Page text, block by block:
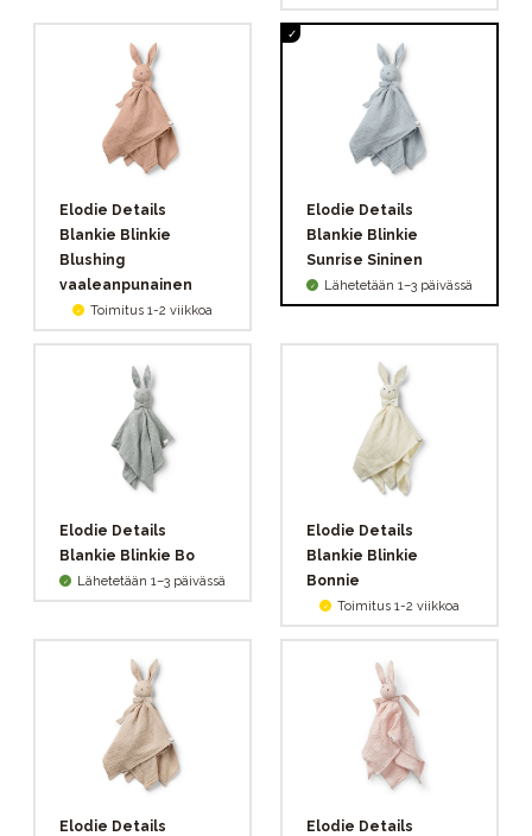
Elodie Details
Blankie Blinkie
Blushing
vaaleanpunainen
Toimitus 1-2 viikkoa
Elodie Details
Blankie Blinkie
Sunrise Sininen
Lähetetään 1–3 päivässä
Elodie Details
Blankie Blinkie Bo
Lähetetään 1–3 päivässä
Elodie Details
Blankie Blinkie
Bonnie
Toimitus 1-2 viikkoa
Elodie Details
Elodie Details